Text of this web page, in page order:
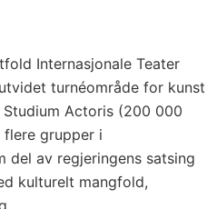
Internasjonale Teater
turnéområde for kunst
Actoris (200 000
grupper i
del av regjeringens satsing
kulturelt mangfold,